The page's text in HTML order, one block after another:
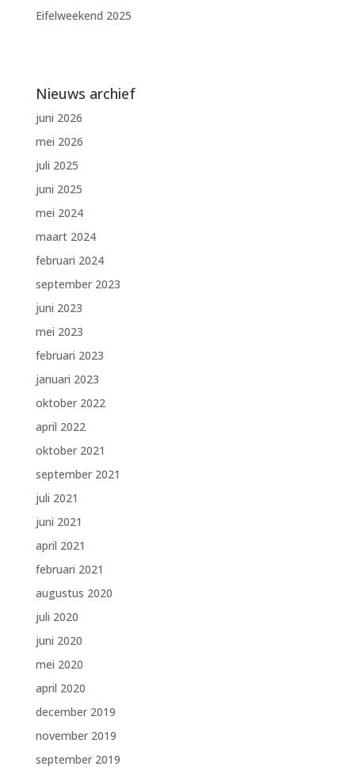
Eifelweekend 2025
Nieuws archief
juni 2026
mei 2026
juli 2025
juni 2025
mei 2024
maart 2024
februari 2024
september 2023
juni 2023
mei 2023
februari 2023
januari 2023
oktober 2022
april 2022
oktober 2021
september 2021
juli 2021
juni 2021
april 2021
februari 2021
augustus 2020
juli 2020
juni 2020
mei 2020
april 2020
december 2019
november 2019
september 2019